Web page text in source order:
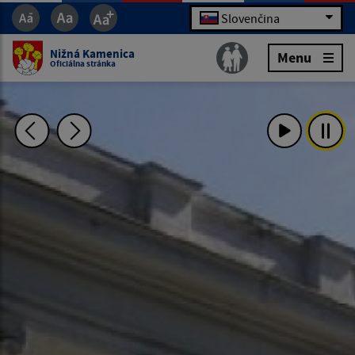
Slovenčina
Nižná Kamenica
Oficiálna stránka Menu